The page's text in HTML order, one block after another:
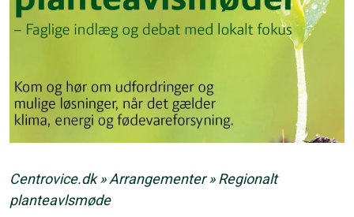
Centrovice.dk»Arrangementer»Regionalt
planteavlsmøde